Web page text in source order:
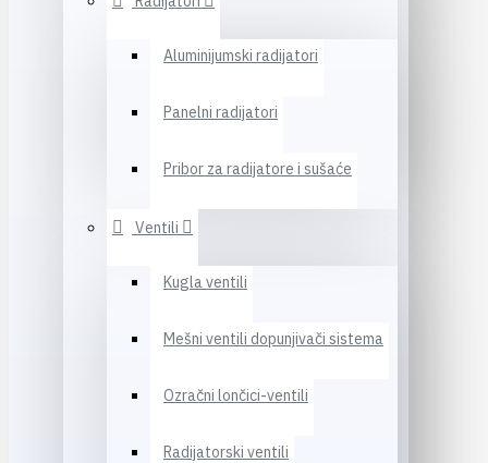
Aluminijumski radijatori
Panelni radijatori
Pribor za radijatore i sušaće
Ventili
Kugla ventili
Mešni ventili dopunjivači sistema
Ozračni lončici-ventili
Radijatorski ventili